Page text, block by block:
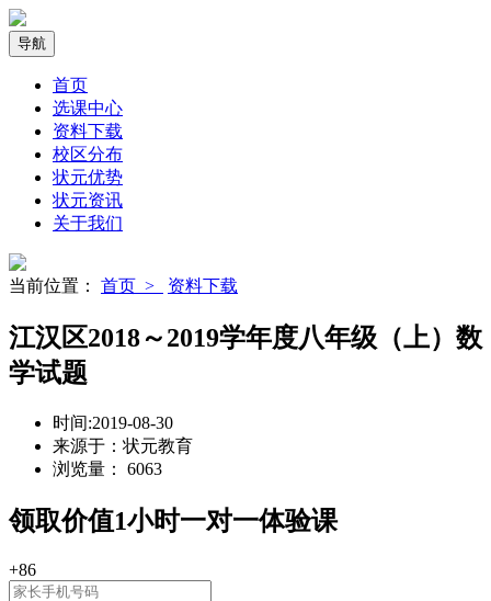
导航
首页
选课中心
资料下载
校区分布
状元优势
状元资讯
关于我们
当前位置： 首页 > 资料下载
江汉区2018～2019学年度八年级（上）数
学试题
时间:2019-08-30
来源于： 状元教育
浏览量： 6063
领取价值1小时一对一体验课
+86